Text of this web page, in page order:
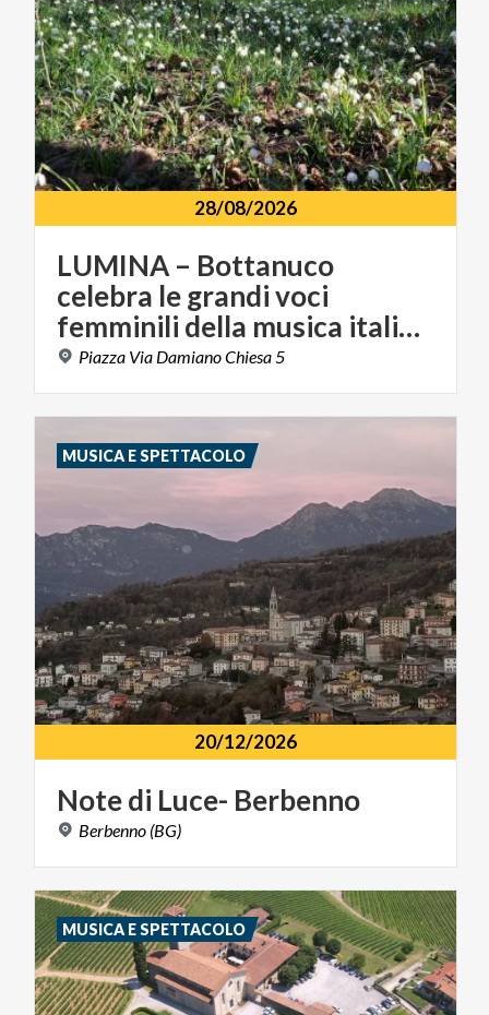
28/08/2026
LUMINA – Bottanuco
celebra le grandi voci
femminili della musica italiana
Piazza Via DamianoChiesa5
20/12/2026
Notedi Luce- Berbenno
Berbenno (BG)
MUSICA E SPETTACOLO
MUSICA E SPETTACOLO